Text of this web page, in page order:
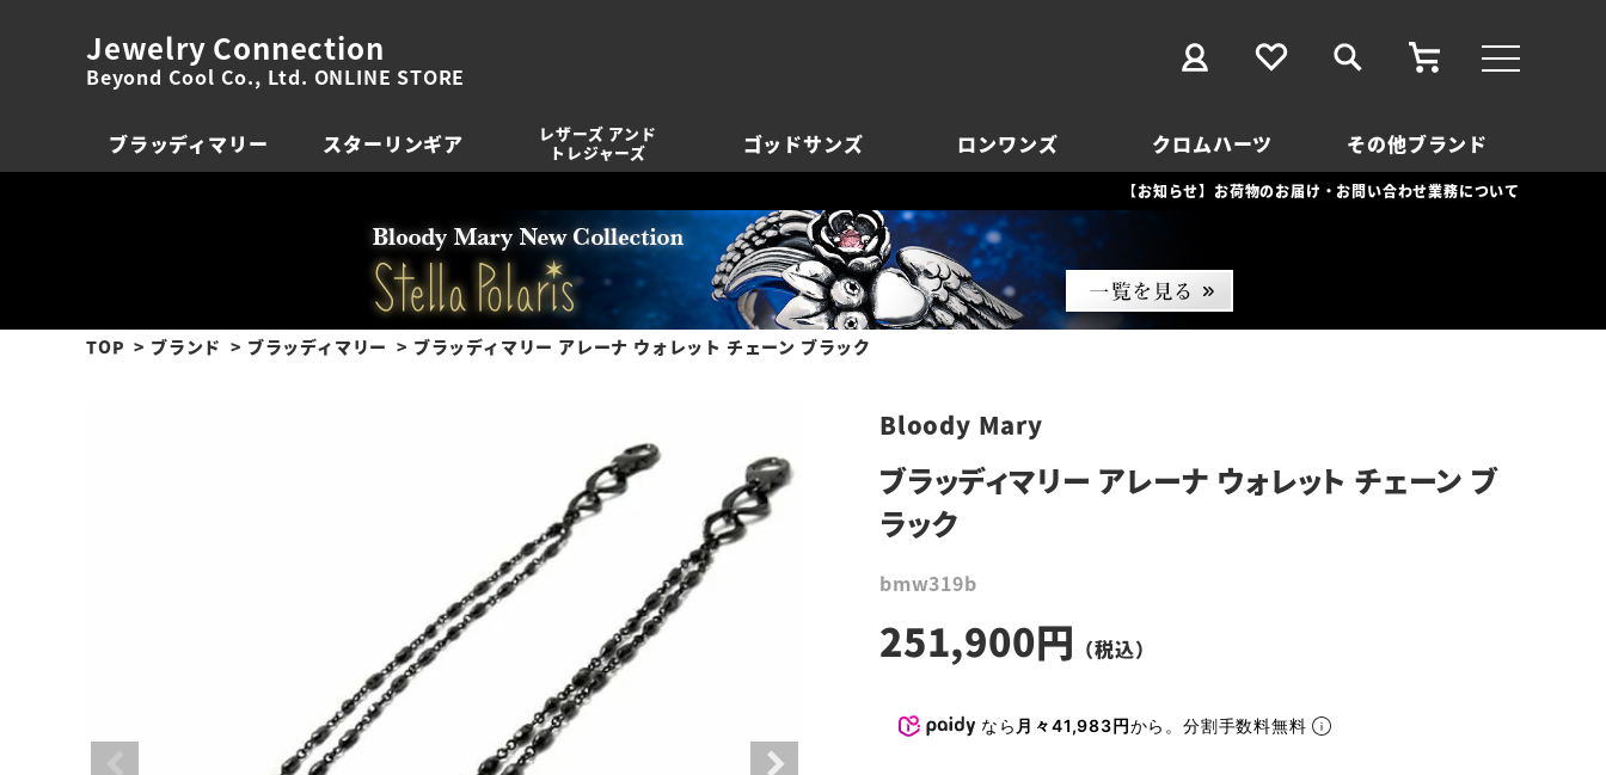
Jewelry Connection
Beyond Cool Co., Ltd. ONLINE STORE
ブラッディマリー スターリンギア
レザーズ アンド
トレジャーズ
ゴッドサンズ ロンワンズ クロムハーツ その他ブランド
【お知らせ】お荷物のお届け・お問い合わせ業務について
TOP ブランド ブラッディマリー ブラッディマリー アレーナ ウォレット チェーン ブラック
Bloody Mary
ブラッディマリー アレーナ ウォレット チェーン ブ
ラック
bmw319b
251,900
なら 月々41,983円から。分割手数料無料